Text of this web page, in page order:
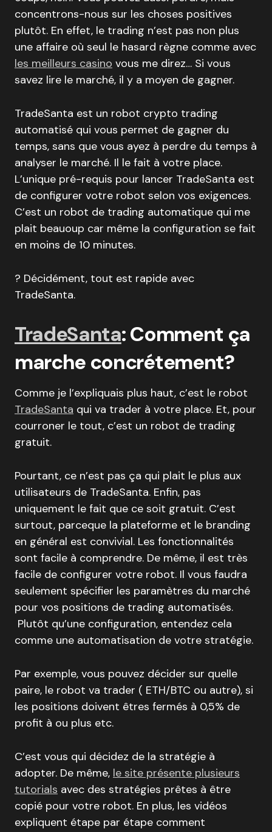
concentrons-nous sur les choses positives
plutôt. En effet, le trading n’est pas non plus
une affaire où seul le hasard règne comme avec
les meilleurs casino vous me direz… Si vous
savez lire le marché, il y a moyen de gagner.
TradeSanta est un robot crypto trading
automatisé qui vous permet de gagner du
temps, sans que vous ayez à perdre du temps à
analyser le marché. Il le fait à votre place.
L’unique pré-requis pour lancer TradeSanta est
de configurer votre robot selon vos exigences.
C’est un robot de trading automatique qui me
plait beauoup car même la configuration se fait
en moins de 10 minutes.
? Décidément, tout est rapide avec
TradeSanta.
TradeSanta: Comment ça
marche concrétement?
Comme je l’expliquais plus haut, c’est le robot
TradeSanta qui va trader à votre place. Et, pour
courroner le tout, c’est un robot de trading
gratuit.
Pourtant, ce n’est pas ça qui plait le plus aux
utilisateurs de TradeSanta. Enfin, pas
uniquement le fait que ce soit gratuit. C’est
surtout, parceque la plateforme et le branding
en général est convivial. Les fonctionnalités
sont facile à comprendre. De même, il est très
facile de configurer votre robot. Il vous faudra
seulement spécifier les paramètres du marché
pour vos positions de trading automatisés.
Plutôt qu’une configuration, entendez cela
comme une automatisation de votre stratégie.
Par exemple, vous pouvez décider sur quelle
paire, le robot va trader ( ETH/BTC ou autre), si
les positions doivent êtres fermés à 0,5% de
profit à ou plus etc.
C’est vous qui décidez de la stratégie à
adopter. De même, le site présente plusieurs
tutorials avec des stratégies prêtes à être
copié pour votre robot. En plus, les vidéos
expliquent étape par étape comment